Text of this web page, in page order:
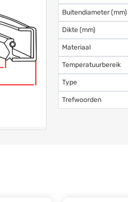
Buitendiameter (mm)
Dikte (mm)
Materiaal
Temperatuurbereik
Type
Trefwoorden